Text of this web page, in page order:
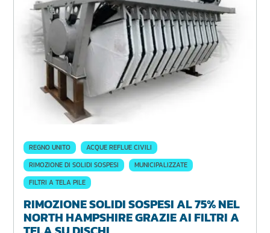
REGNO UNITO
ACQUE REFLUE CIVILI
RIMOZIONE DI SOLIDI SOSPESI
MUNICIPALIZZATE
FILTRI A TELA PILE
RIMOZIONE SOLIDI SOSPESI AL 75% NEL
NORTH HAMPSHIRE GRAZIE AI FILTRI A